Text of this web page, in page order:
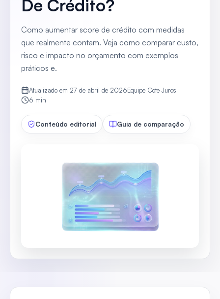
De Crédito?
Como aumentar score de crédito com medidas
que realmente contam. Veja como comparar custo,
risco e impacto no orçamento com exemplos
práticos e.
Atualizado em 27 de abril de 2026Equipe Cote Juros
6 min
Conteúdo editorial Guia de comparação